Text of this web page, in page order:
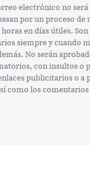
electrónico no
por un proceso de
en días útiles.
siempre y cuando
No serán
con insultos o
publicitarios o a
como los